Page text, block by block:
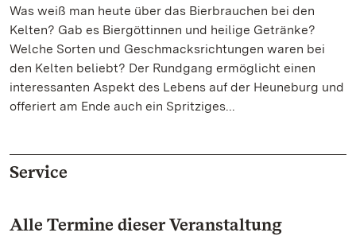
Was weiß man heute über das Bierbrauchen bei den
Kelten? Gab es Biergöttinnen und heilige Getränke?
Welche Sorten und Geschmacksrichtungen waren bei
den Kelten beliebt? Der Rundgang ermöglicht einen
interessanten Aspekt des Lebens auf der Heuneburg und
offeriert am Ende auch ein Spritziges...
Service
Alle Termine dieser Veranstaltung